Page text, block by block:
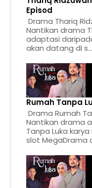
Episod
Drama Thariq
Nantikan drama
adaptasi
akan datang di s...
Rumah Tanpa
Drama Rumah
Nantikan drama
Tanpa Luka
slot MegaDrama